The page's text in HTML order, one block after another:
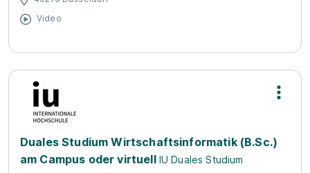
Video
Duales Studium Wirtschaftsinformatik (B.Sc.)
am Campus oder virtuell IU Duales Studium